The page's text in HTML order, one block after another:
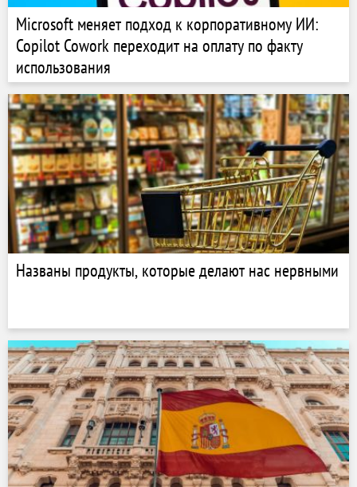
Microsoft меняет подход к корпоративному ИИ:
Copilot Cowork переходит на оплату по факту
использования
Названы продукты, которые делают нас нервными